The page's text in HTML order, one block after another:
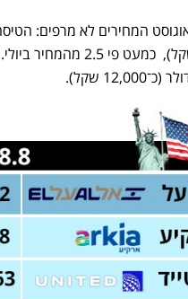
(כ־8,500 שקל),